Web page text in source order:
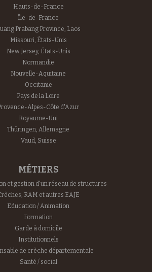
Hauts-de-France
Île-de-France
Prabang Province, Laos
Missouri, États-Unis
New Jersey, États-Unis
Normandie
Nouvelle-Aquitaine
Occitanie
Pays de la Loire
Alpes-Côte d'Azur
Royaume-Uni
Thüringen, Allemagne
Vaud, Suisse
MÉTIERS
et gestion d'un réseau de structures
RAM et autres EAJE
Education / Animation
Formation
Garde à domicile
Institutionnels
de crèche départementale
Santé / social